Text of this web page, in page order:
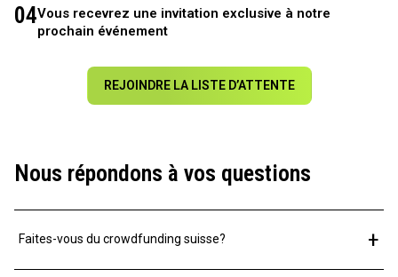
04Vous recevrez une invitation exclusive à notre
prochain événement
REJOINDRE LA LISTE D’ATTENTE
Nous répondons à vos questions
Faites-vous du crowdfunding suisse? +